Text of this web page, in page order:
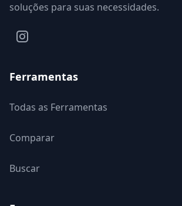
soluções para suas necessidades.
Ferramentas
Todas as Ferramentas
Comparar
Buscar